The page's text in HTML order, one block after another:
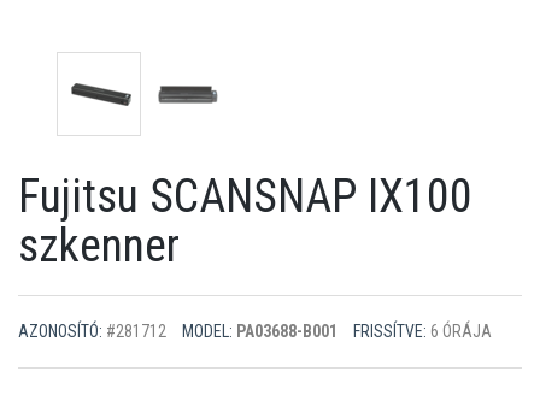
Fujitsu SCANSNAP IX100
szkenner
AZONOSÍTÓ: #281712 MODEL: PA03688-B001 FRISSÍTVE: 6 ÓRÁJA